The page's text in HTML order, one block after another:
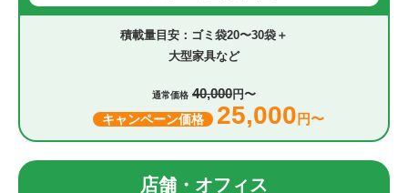
ゴミ袋20〜30袋＋
大型家具など
通常価格 40,000円〜
キャンペーン価格 25,000 円〜
店舗・オフィス